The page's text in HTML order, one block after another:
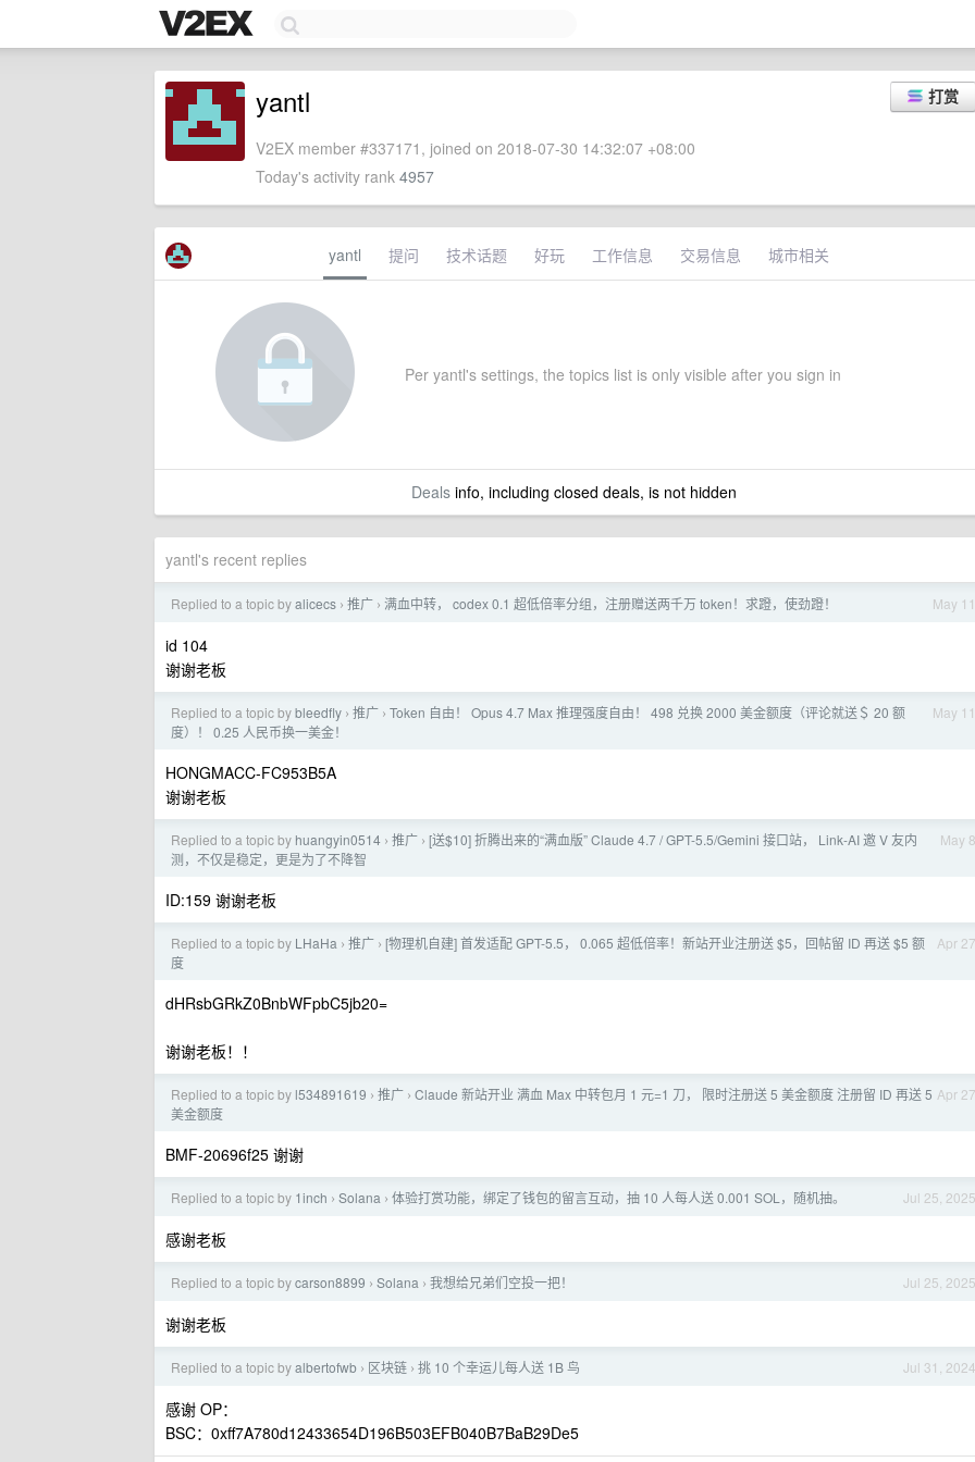
打赏
yantl
V2EX member #337171, joined on 2018-07-30 14:32:07 +08:00
Today's activity rank 4957
yantl 提问 技术话题 好玩 工作信息 交易信息 城市相关
Per yantl's settings, the topics list is only visible after you sign in
Dealsinfo, including closed deals, is not hidden
yantl's recent replies
May 11
Replied to a topic byalicecs › 推广 › 满血中转， codex 0.1 超低倍率分组，注册赠送两千万 token！求蹬，使劲蹬！
id 104
谢谢老板
May 11
Replied to a topic bybleedfly › 推广 › Token 自由！ Opus 4.7 Max 推理强度自由！ 498 兑换 2000 美金额度（评论就送＄ 20 额
度）！ 0.25 人民币换一美金！
HONGMACC-FC953B5A
谢谢老板
May 8
Replied to a topic by huangyin0514 › 推广 › [送$10] 折腾出来的“满血版” Claude 4.7 / GPT-5.5/Gemini 接口站， Link-AI 邀 V 友内
测，不仅是稳定，更是为了不降智
ID:159 谢谢老板
Apr 27
Replied to a topic by LHaHa › 推广 › [物理机自建] 首发适配 GPT-5.5， 0.065 超低倍率！新站开业注册送 $5，回帖留 ID 再送 $5 额
度
dHRsbGRkZ0BnbWFpbC5jb20=
谢谢老板！！
Apr 27
Replied to a topic by l534891619 › 推广 › Claude 新站开业 满血 Max 中转包月 1 元=1 刀， 限时注册送 5 美金额度 注册留 ID 再送 5
美金额度
BMF-20696f25 谢谢
Jul 25, 2025
Replied to a topic by 1inch › Solana › 体验打赏功能，绑定了钱包的留言互动，抽 10 人每人送 0.001 SOL，随机抽。
感谢老板
Jul 25, 2025
Replied to a topic bycarson8899 › Solana › 我想给兄弟们空投一把！
谢谢老板
Jul 31, 2024
Replied to a topic byalbertofwb › 区块链 › 挑 10 个幸运儿每人送 1B 鸟
感谢 OP：
BSC：0xff7A780d12433654D196B503EFB040B7BaB29De5